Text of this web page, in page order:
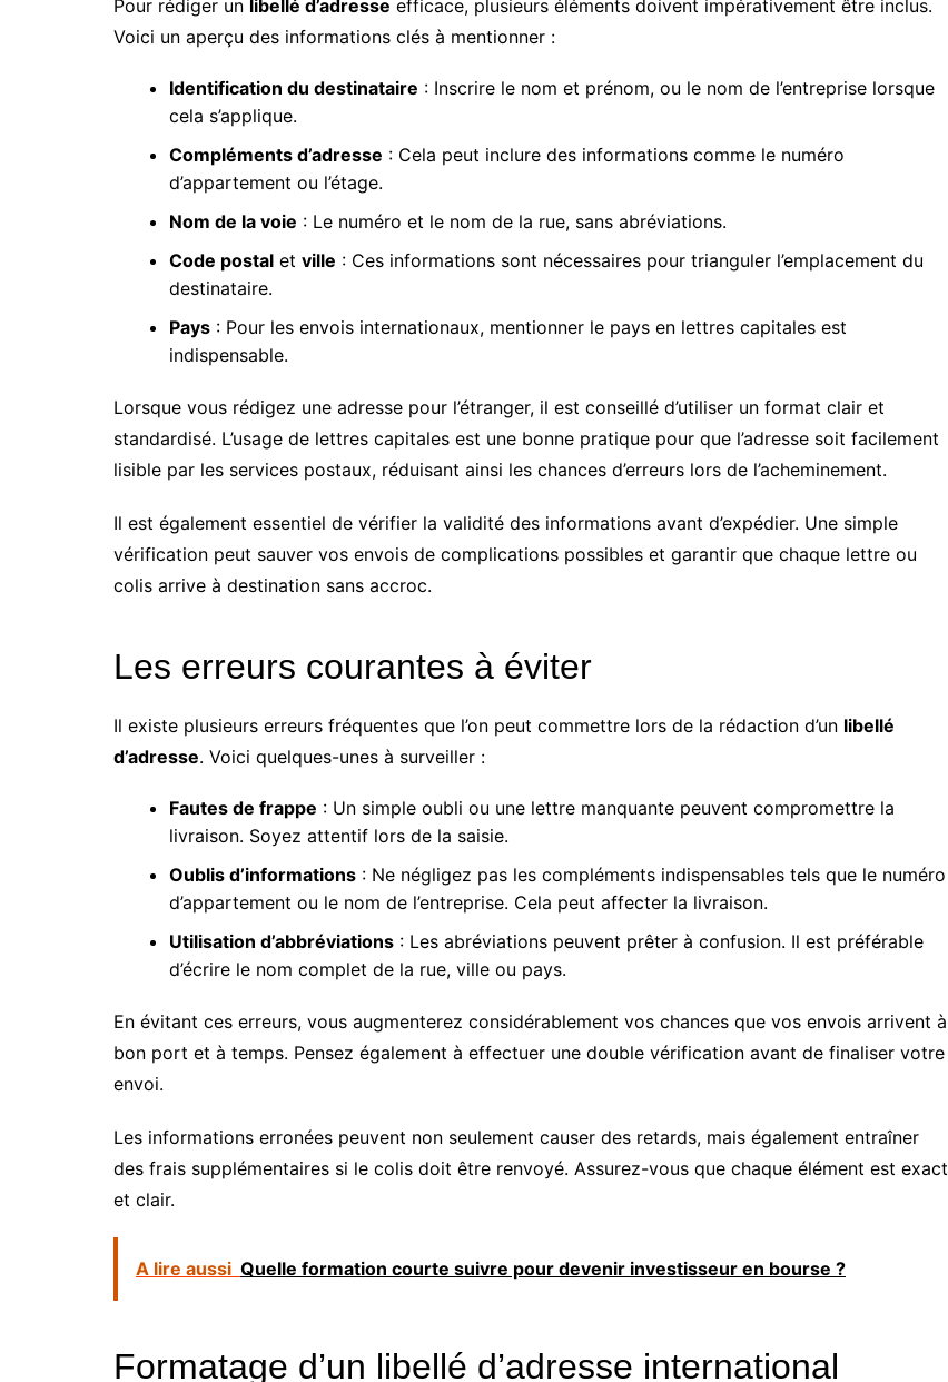
Pour rédiger un libellé d’adresse efficace, plusieurs éléments doivent impérativement être inclus.
Voici un aperçu des informations clés à mentionner :
Identification du destinataire : Inscrire le nom et prénom, ou le nom de l’entreprise lorsque
cela s’applique.
Compléments d’adresse : Cela peut inclure des informations comme le numéro
d’appartement ou l’étage.
Nom de la voie : Le numéro et le nom de la rue, sans abréviations.
Code postal et ville : Ces informations sont nécessaires pour trianguler l’emplacement du
destinataire.
Pays : Pour les envois internationaux, mentionner le pays en lettres capitales est
indispensable.
Lorsque vous rédigez une adresse pour l’étranger, il est conseillé d’utiliser un format clair et
standardisé. L’usage de lettres capitales est une bonne pratique pour que l’adresse soit facilement
lisible par les services postaux, réduisant ainsi les chances d’erreurs lors de l’acheminement.
Il est également essentiel de vérifier la validité des informations avant d’expédier. Une simple
vérification peut sauver vos envois de complications possibles et garantir que chaque lettre ou
colis arrive à destination sans accroc.
Les erreurs courantes à éviter
Il existe plusieurs erreurs fréquentes que l’on peut commettre lors de la rédaction d’un libellé
d’adresse. Voici quelques-unes à surveiller :
Fautes de frappe : Un simple oubli ou une lettre manquante peuvent compromettre la
livraison. Soyez attentif lors de la saisie.
Oublis d’informations : Ne négligez pas les compléments indispensables tels que le numéro
d’appartement ou le nom de l’entreprise. Cela peut affecter la livraison.
Utilisation d’abbréviations : Les abréviations peuvent prêter à confusion. Il est préférable
d’écrire le nom complet de la rue, ville ou pays.
En évitant ces erreurs, vous augmenterez considérablement vos chances que vos envois arrivent à
bon port et à temps. Pensez également à effectuer une double vérification avant de finaliser votre
envoi.
Les informations erronées peuvent non seulement causer des retards, mais également entraîner
des frais supplémentaires si le colis doit être renvoyé. Assurez-vous que chaque élément est exact
et clair.
A lire aussi Quelle formation courte suivre pour devenir investisseur en bourse ?
Formatage d’un libellé d’adresse international